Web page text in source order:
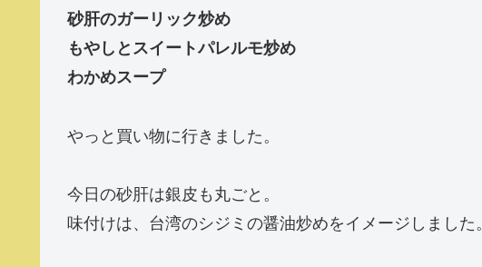
砂肝のガーリック炒め
もやしとスイートパレルモ炒め
わかめスープ
やっと買い物に行きました。
今日の砂肝は銀皮も丸ごと。
味付けは、台湾のシジミの醤油炒めをイメージしました。